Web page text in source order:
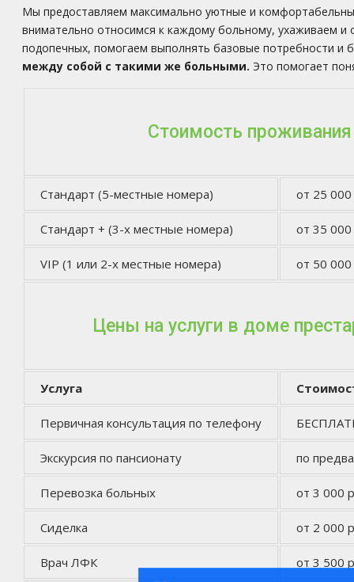
Мы предоставляем максимально уютные и
внимательно относимся к каждому больному, ухаживаем
подопечных, помогаем выполнять базовые потребности и
между собой с такими же больными. Это помогает
Стоимость проживания
Стандарт (5-местные номера) от 25 000
Стандарт + (3-х местные номера) от 35 000
VIP (1 или 2-х местные номера) от 50 000
Цены на услуги в доме
Услуга
Первичная консультация по телефону
Экскурсия по пансионату по
Перевозка больных от 3 000
Сиделка от 2 000
Врач ЛФК от 3 500